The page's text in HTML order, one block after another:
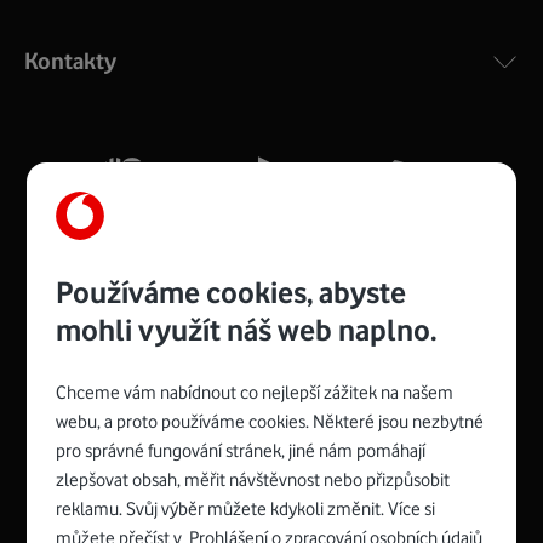
silný signál pro celou domácnost. Kompaktní rozměry 21
Více o COMPAL CH7465VF
Zyxel VMG8623-T50B:
Rozměry modemu jsou 16 x 22 x 7,5 cm (včetně stojánku)
a nabízí 4 gigabitové LAN porty a bezdrátové připojení Wi-
Spojte se s Vodafonem
Kontakty
Používáme cookies, abyste
mohli využít náš web naplno.
Chceme vám nabídnout co nejlepší zážitek na našem
webu, a proto používáme cookies. Některé jsou nezbytné
pro správné fungování stránek, jiné nám pomáhají
zlepšovat obsah, měřit návštěvnost nebo přizpůsobit
reklamu. Svůj výběr můžete kdykoli změnit. Více si
můžete přečíst v Prohlášení o zpracování osobních údajů